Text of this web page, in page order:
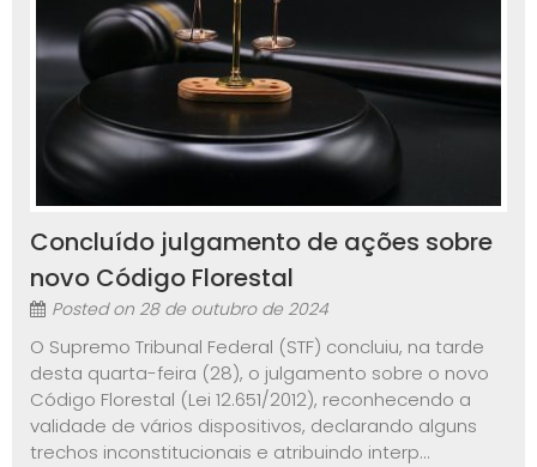
Concluído julgamento de ações sobre
novo Código Florestal
Posted on 28 de outubro de 2024
O Supremo Tribunal Federal (STF) concluiu, na tarde
desta quarta-feira (28), o julgamento sobre o novo
Código Florestal (Lei 12.651/2012), reconhecendo a
validade de vários dispositivos, declarando alguns
trechos inconstitucionais e atribuindo interp...